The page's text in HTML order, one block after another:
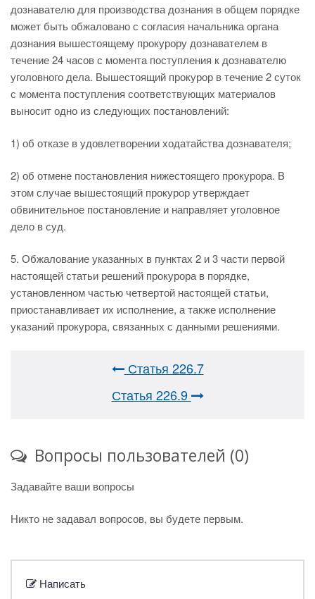
дознавателю для производства дознания в общем порядке
может быть обжаловано с согласия начальника органа
дознания вышестоящему прокурору дознавателем в
течение 24 часов с момента поступления к дознавателю
уголовного дела. Вышестоящий прокурор в течение 2 суток
с момента поступления соответствующих материалов
выносит одно из следующих постановлений:
1) об отказе в удовлетворении ходатайства дознавателя;
2) об отмене постановления нижестоящего прокурора. В
этом случае вышестоящий прокурор утверждает
обвинительное постановление и направляет уголовное
дело в суд.
5. Обжалование указанных в пунктах 2 и 3 части первой
настоящей статьи решений прокурора в порядке,
установленном частью четвертой настоящей статьи,
приостанавливает их исполнение, а также исполнение
указаний прокурора, связанных с данными решениями.
Статья 226.7
Статья 226.9
Вопросы пользователей (0)
Задавайте ваши вопросы
Никто не задавал вопросов, вы будете первым.
Написать